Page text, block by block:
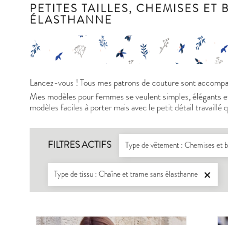
PETITES TAILLES, CHEMISES ET
ÉLASTHANNE
Lancez-vous ! Tous mes patrons de couture sont
Mes modèles pour femmes se veulent simples, élégants
modèles faciles à porter mais avec le petit détail travaillé
FILTRES ACTIFS Type de vêtement : Chemises et
Type de tissu : Chaîne et trame sans élasthanne 